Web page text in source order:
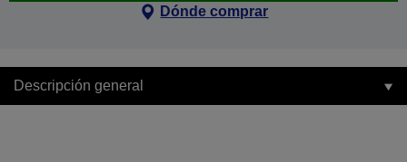
Dónde comprar
Descripción general